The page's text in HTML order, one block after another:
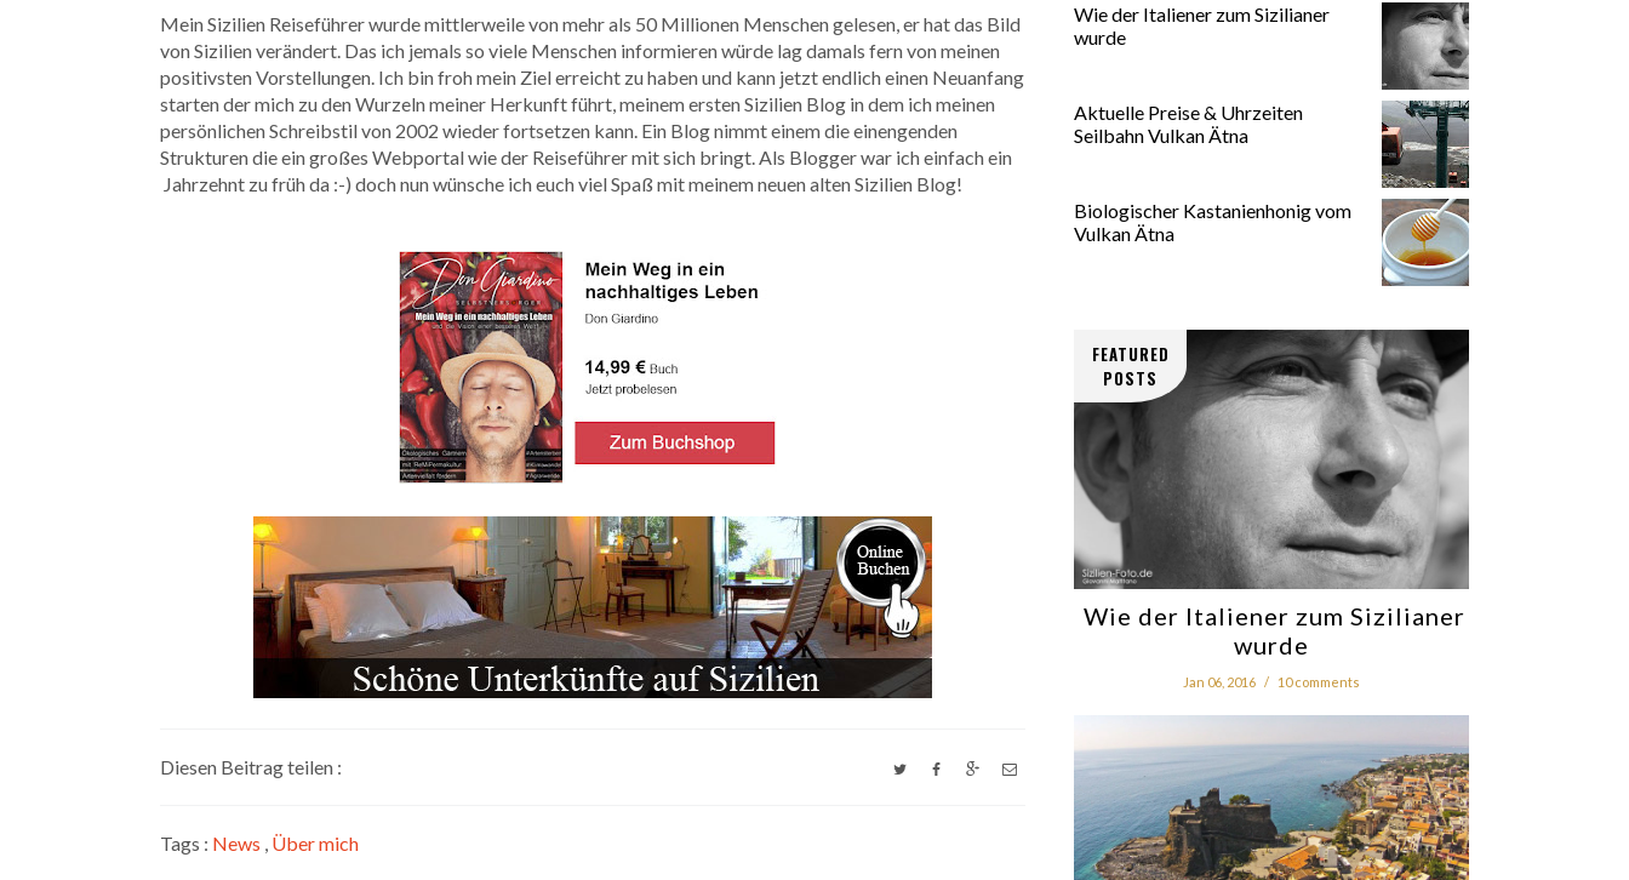
Mein Sizilien Reiseführer wurde mittlerweile von mehr als 50 Millionen Menschen gelesen, er hat das Bild
von Sizilien verändert. Das ich jemals so viele Menschen informieren würde lag damals fern von meinen
positivsten Vorstellungen. Ich bin froh mein Ziel erreicht zu haben und kann jetzt endlich einen Neuanfang
starten der mich zu den Wurzeln meiner Herkunft führt, meinem ersten Sizilien Blog in dem ich meinen
persönlichen Schreibstil von 2002 wieder fortsetzen kann. Ein Blog nimmt einem die einengenden
Strukturen die ein großes Webportal wie der Reiseführer mit sich bringt. Als Blogger war ich einfach ein
Jahrzehnt zu früh da :-) doch nun wünsche ich euch viel Spaß mit meinem neuen alten Sizilien Blog!
Diesen Beitrag teilen :
Tags : News , Über mich
Wie der Italiener zum Sizilianer
wurde
Aktuelle Preise & Uhrzeiten
Seilbahn Vulkan Ätna
Biologischer Kastanienhonig vom
Vulkan Ätna
FEATURED
POSTS
Wie der Italiener zum Sizilianer
wurde
Jan 06, 2016 / 10 comments